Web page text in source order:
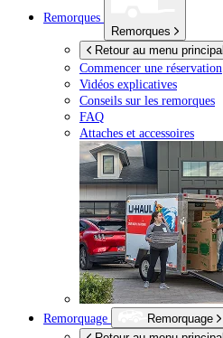
Remorques
Remorques
Retour au menu principal
Commencer une réservation
Vidéos explicatives
Conseils sur les remorques
FAQ
Attaches et accessoires
Remorquage
Remorquage